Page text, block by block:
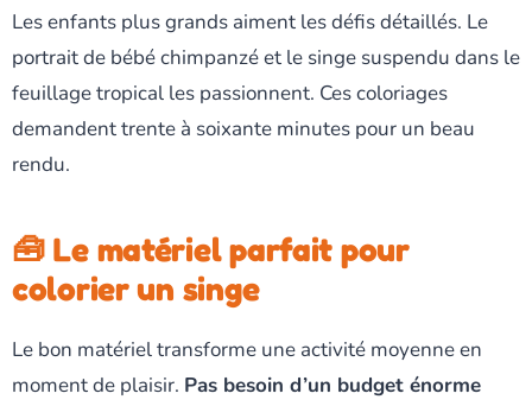
Les enfants plus grands aiment les défis détaillés. Le
portrait de bébé chimpanzé et le singe suspendu dans le
feuillage tropical les passionnent. Ces coloriages
demandent trente à soixante minutes pour un beau
rendu.
🧰 Le matériel parfait pour
colorier un singe
Le bon matériel transforme une activité moyenne en
moment de plaisir. Pas besoin d’un budget énorme